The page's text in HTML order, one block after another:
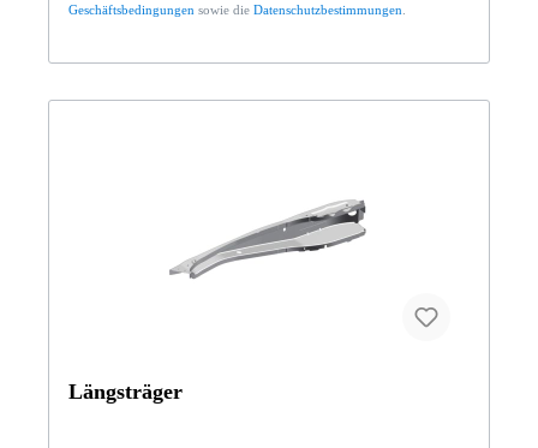
Geschäftsbedingungen sowie die Datenschutzbestimmungen
Längsträger